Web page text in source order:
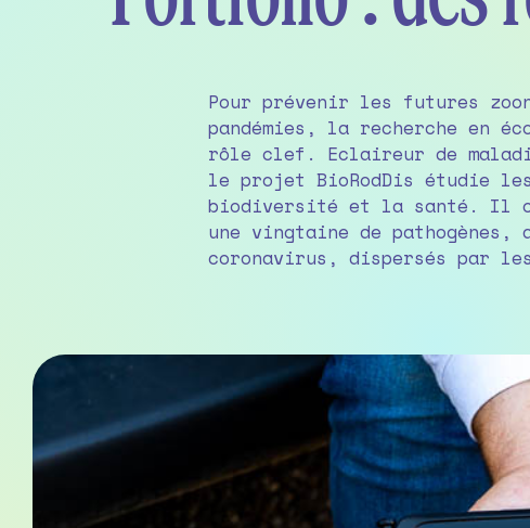
Pour prévenir les futures
pandémies, la recherche en
rôle clef. Eclaireur de
le projet BioRodDis étudie
biodiversité et la santé. Il
une vingtaine de pathogènes,
coronavirus, dispersés par
l’échelle européenne.